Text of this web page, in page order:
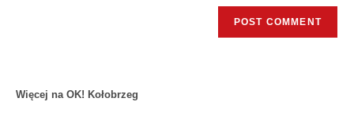
Więcej na OK! Kołobrzeg